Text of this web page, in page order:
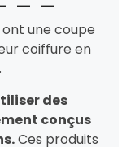
ont une coupe
coiffure en
des
conçus
Ces produits